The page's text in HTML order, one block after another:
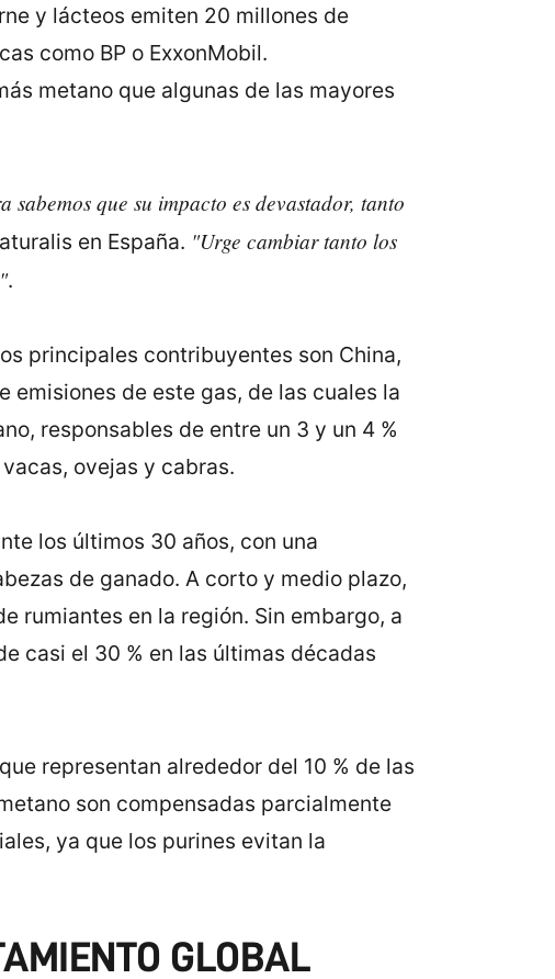
y lácteos emiten 20 millones de
como BP o ExxonMobil.
metano que algunas de las mayores
que su impacto es devastador, tanto
en España. "Urge cambiar tanto los
.
principales contribuyentes son China,
emisiones de este gas, de las cuales la
responsables de entre un 3 y un 4 %
ovejas y cabras.
los últimos 30 años, con una
de ganado. A corto y medio plazo,
rumiantes en la región. Sin embargo, a
casi el 30 % en las últimas décadas
representan alrededor del 10 % de las
son compensadas parcialmente
ya que los purines evitan la
GLOBAL